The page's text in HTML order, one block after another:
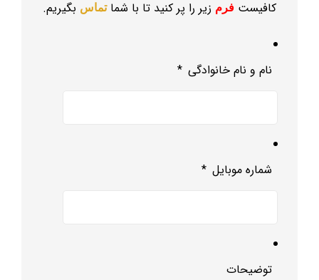
کافیست فرم زیر را پر کنید تا با شماتماس بگیریم.
نام و نام خانوادگی *
شماره موبایل *
توضیحات